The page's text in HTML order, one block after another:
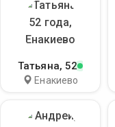
Татьяна, 52
Енакиево